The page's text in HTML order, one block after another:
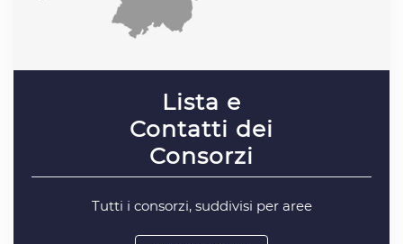
Lista e
Contatti dei
Consorzi
Tutti i consorzi, suddivisi per aree